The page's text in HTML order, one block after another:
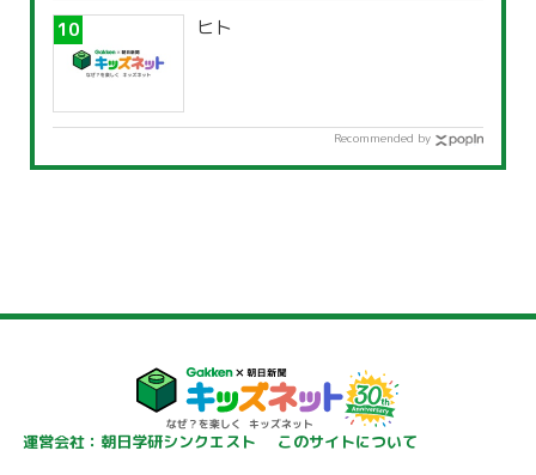
ヒト
Recommended by
運営会社：朝日学研シンクエスト
このサイトについて